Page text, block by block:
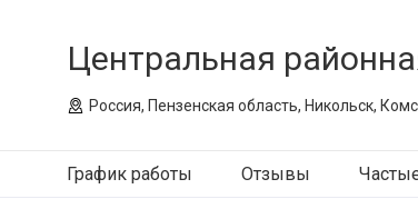
Центральная
Россия, Пензенская область, Никольск,
График работы Отзывы